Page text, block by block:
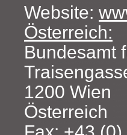
Website:
Österreich:
Bundesamt
1200 Wien
Österreich